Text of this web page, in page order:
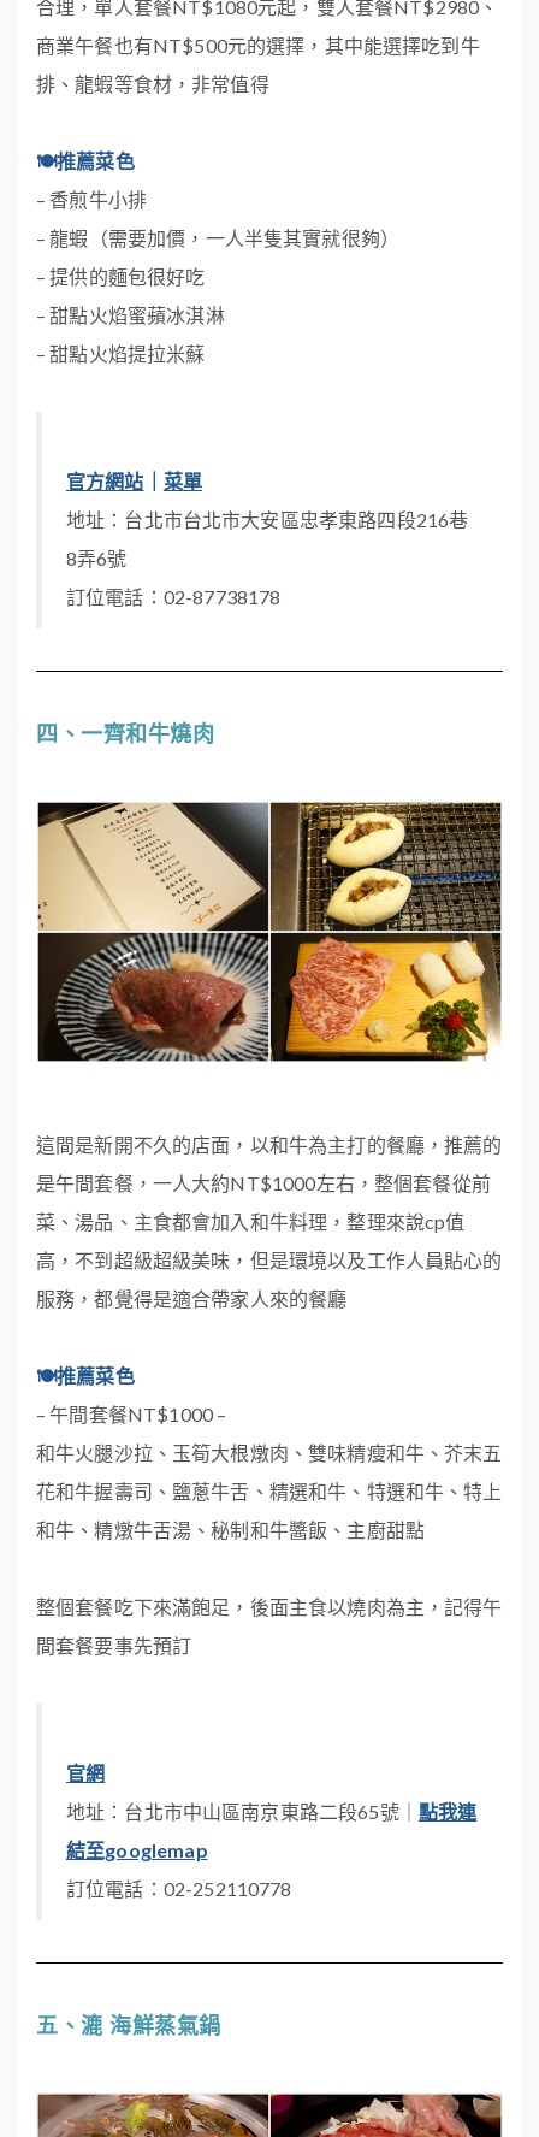
合理，單人套餐NT$1080元起，雙人套餐NT$2980、
商業午餐也有NT$500元的選擇，其中能選擇吃到牛
排、龍蝦等食材，非常值得
🍽推薦菜色
– 香煎牛小排
– 龍蝦（需要加價，一人半隻其實就很夠）
– 提供的麵包很好吃
– 甜點火焰蜜蘋冰淇淋
– 甜點火焰提拉米蘇
官方網站
菜單
地址：台北市台北市大安區忠孝東路四段216巷
8弄6號
訂位電話：02-87738178
四、一齊和牛燒肉
這間是新開不久的店面，以和牛為主打的餐廳，推薦的
是午間套餐，一人大約NT$1000左右，整個套餐從前
菜、湯品、主食都會加入和牛料理，整理來說cp值
高，不到超級超級美味，但是環境以及工作人員貼心的
服務，都覺得是適合帶家人來的餐廳
🍽推薦菜色
– 午間套餐NT$1000 –
和牛火腿沙拉、玉筍大根燉肉、雙味精瘦和牛、芥末五
花和牛握壽司、鹽蔥牛舌、精選和牛、特選和牛、特上
和牛、精燉牛舌湯、秘制和牛醬飯、主廚甜點
整個套餐吃下來滿飽足，後面主食以燒肉為主，記得午
間套餐要事先預訂
官網
地址：台北市中山區南京東路二段65號｜ 點我連
結至googlemap
訂位電話：02-252110778
五、漉 海鮮蒸氣鍋